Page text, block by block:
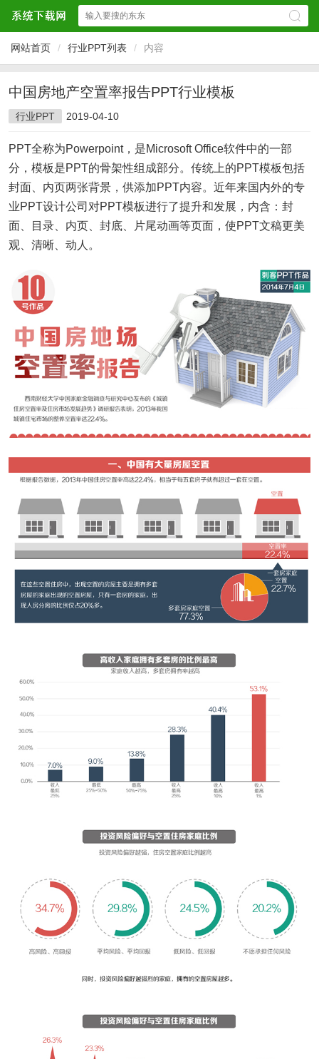
网站首页 / 行业PPT列表 / 内容
中国房地产空置率报告PPT行业模板
行业PPT 2019-04-10
PPT全称为Powerpoint，是Microsoft Office软件中的一部
分，模板是PPT的骨架性组成部分。传统上的PPT模板包括
封面、内页两张背景，供添加PPT内容。近年来国内外的专
业PPT设计公司对PPT模板进行了提升和发展，内含：封
面、目录、内页、封底、片尾动画等页面，使PPT文稿更美
观、清晰、动人。